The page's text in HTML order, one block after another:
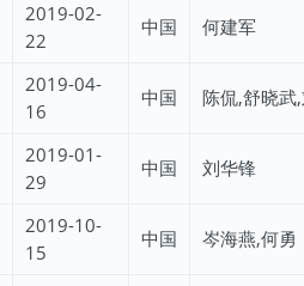
2019-02-
22
中国 何建军
2019-04-
16
中国 陈侃,舒晓武
2019-01-
29
中国 刘华锋
2019-10-
15
中国 岑海燕,何勇